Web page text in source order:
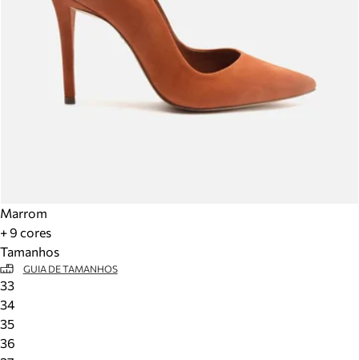
Marrom
+ 9 cores
Tamanhos
GUIA DE TAMANHOS
33
34
35
36